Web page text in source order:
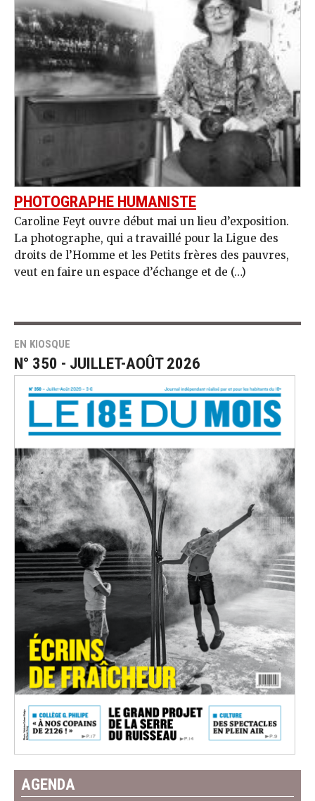
PHOTOGRAPHE HUMANISTE
Caroline Feyt ouvre début mai un lieu d’exposition.
La photographe, qui a travaillé pour la Ligue des
droits de l’Homme et les Petits frères des pauvres,
veut en faire un espace d’échange et de (…)
EN KIOSQUE
N° 350 - JUILLET-AOÛT 2026
AGENDA